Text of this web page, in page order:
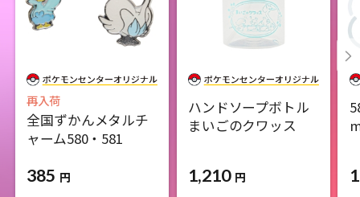
再入荷
全国ずかんメタルチ
ャーム580・581
385 円
ハンドソープボトル
まいごのクワッス
1,210 円